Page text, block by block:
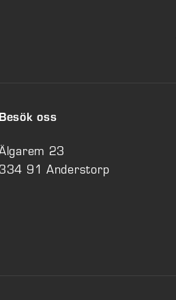
Besök oss
23
334 91 Anderstorp